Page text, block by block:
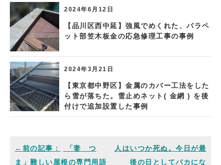
2024年6月12日
【品川区西中延】強風でめくれた、パラペ
ット部笠木板金の応急修理工事の事例
2024年3月21日
【東京都中野区】金属のカバー工法をした
ら雪が落ちた。雪止めネット( 金網 ) を後
付けで追加設置した事例
「妻 つ
ま」難しい屋根の専門用語
人はいつか死ぬ。今日が最
後の日としてバカにな